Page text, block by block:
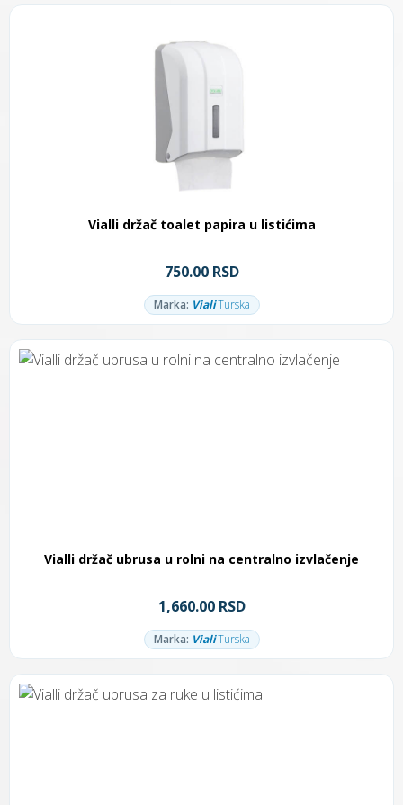
Vialli držač toalet papira u listićima
750.00 RSD
Marka: VialiTurska
Vialli držač ubrusa u rolni na centralno izvlačenje
1,660.00 RSD
Marka: VialiTurska